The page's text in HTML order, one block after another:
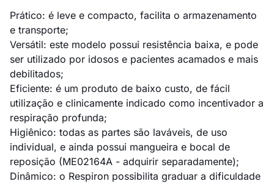
Prático: é leve e compacto, facilita o armazenamento
e transporte;
Versátil: este modelo possui resistência baixa, e pode
ser utilizado por idosos e pacientes acamados e mais
debilitados;
Eficiente: é um produto de baixo custo, de fácil
utilização e clinicamente indicado como incentivador a
respiração profunda;
Higiênico: todas as partes são laváveis, de uso
individual, e ainda possui mangueira e bocal de
reposição (ME02164A - adquirir separadamente);
Dinâmico: o Respiron possibilita graduar a dificuldade